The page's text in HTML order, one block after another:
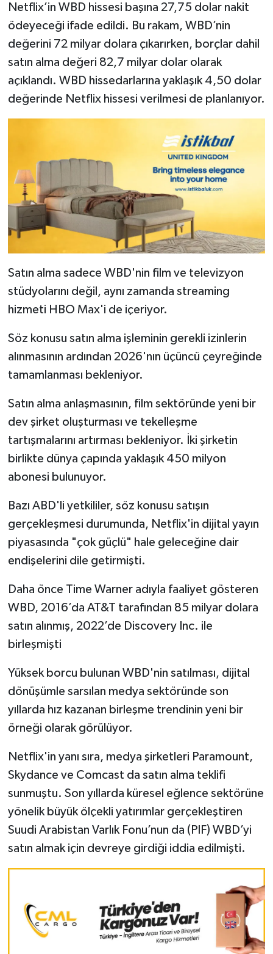
Netflix’in WBD hissesi başına 27,75 dolar nakit
ödeyeceği ifade edildi. Bu rakam, WBD’nin
değerini 72 milyar dolara çıkarırken, borçlar dahil
satın alma değeri 82,7 milyar dolar olarak
açıklandı. WBD hissedarlarına yaklaşık 4,50 dolar
değerinde Netflix hissesi verilmesi de planlanıyor.
Satın alma sadece WBD'nin film ve televizyon
stüdyolarını değil, aynı zamanda streaming
hizmeti HBO Max'i de içeriyor.
Söz konusu satın alma işleminin gerekli izinlerin
alınmasının ardından 2026'nın üçüncü çeyreğinde
tamamlanması bekleniyor.
Satın alma anlaşmasının, film sektöründe yeni bir
dev şirket oluşturması ve tekelleşme
tartışmalarını artırması bekleniyor. İki şirketin
birlikte dünya çapında yaklaşık 450 milyon
abonesi bulunuyor.
Bazı ABD'li yetkililer, söz konusu satışın
gerçekleşmesi durumunda, Netflix'in dijital yayın
piyasasında "çok güçlü" hale geleceğine dair
endişelerini dile getirmişti.
Daha önce Time Warner adıyla faaliyet gösteren
WBD, 2016’da AT&T tarafından 85 milyar dolara
satın alınmış, 2022’de Discovery Inc. ile
birleşmişti
Yüksek borcu bulunan WBD'nin satılması, dijital
dönüşümle sarsılan medya sektöründe son
yıllarda hız kazanan birleşme trendinin yeni bir
örneği olarak görülüyor.
Netflix'in yanı sıra, medya şirketleri Paramount,
Skydance ve Comcast da satın alma teklifi
sunmuştu. Son yıllarda küresel eğlence sektörüne
yönelik büyük ölçekli yatırımlar gerçekleştiren
Suudi Arabistan Varlık Fonu’nun da (PIF) WBD’yi
satın almak için devreye girdiği iddia edilmişti.